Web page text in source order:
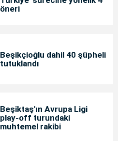
öneri
Beşikçioğlu dahil 40 şüpheli
tutuklandı
Beşiktaş'ın Avrupa Ligi
play-off turundaki
muhtemel rakibi